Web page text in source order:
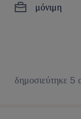
μόνιμη
δημοσιεύτηκε